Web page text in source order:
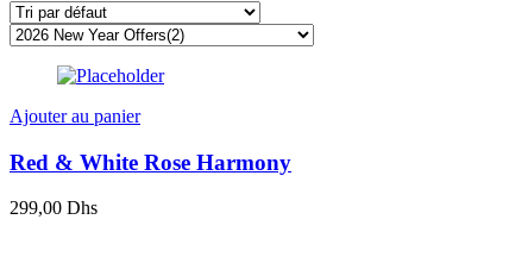
Ajouter au panier
Red & White Rose Harmony
299,00 Dhs